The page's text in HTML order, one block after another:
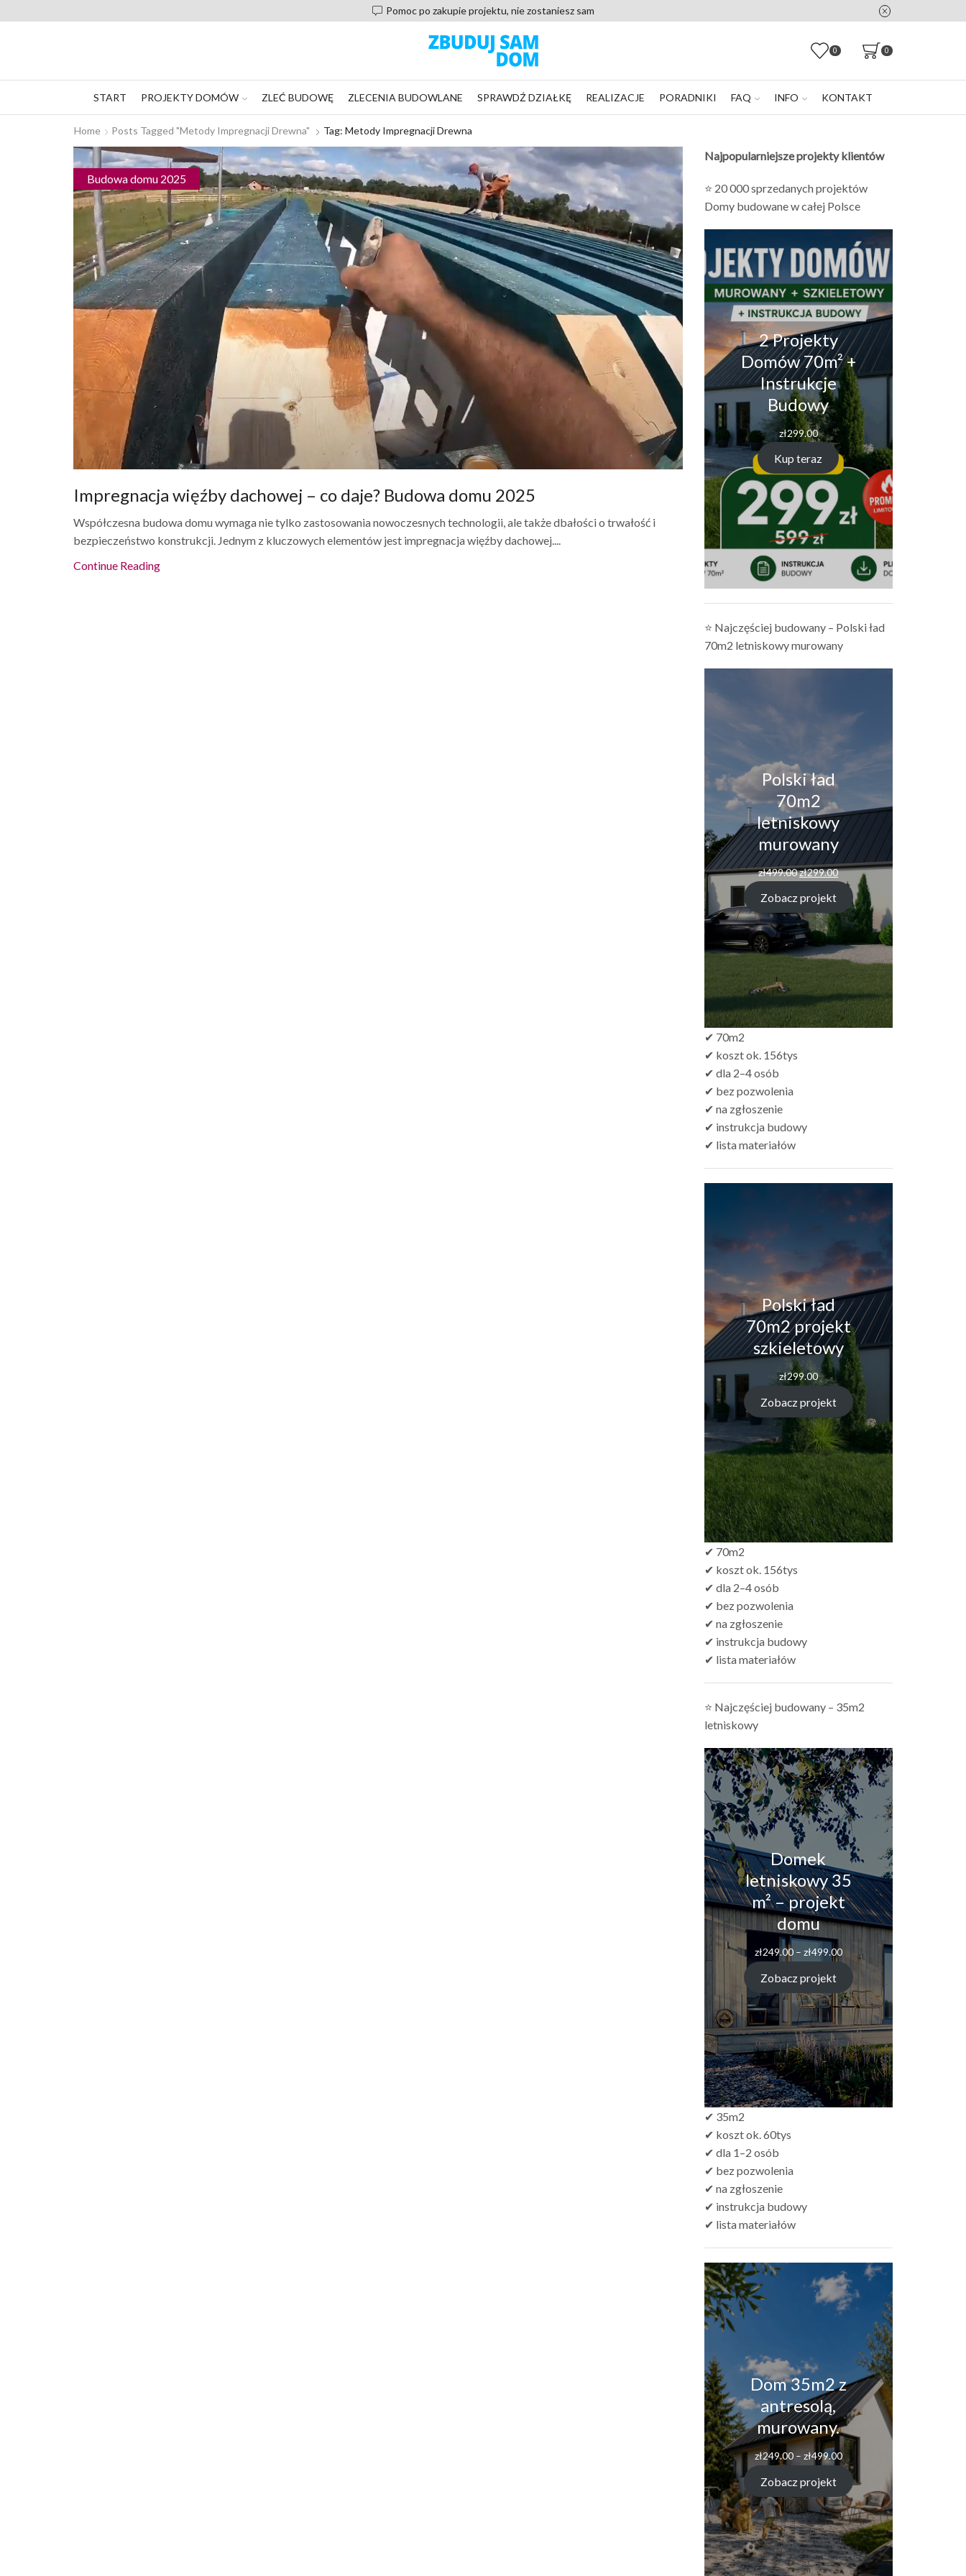
Pomoc po zakupie projektu, nie zostaniesz sam
0 0
START PROJEKTY DOMÓW ZLEĆ BUDOWĘ ZLECENIA BUDOWLANE SPRAWDŹ DZIAŁKĘ REALIZACJE PORADNIKI FAQ INFO KONTAKT
Home Posts Tagged "metody Impregnacji Drewna" Tag: Metody Impregnacji Drewna
Budowa domu 2025
Impregnacja więźby dachowej – co daje? Budowa domu 2025
Współczesna budowa domu wymaga nie tylko zastosowania nowoczesnych technologii, ale także dbałości o trwałość i
bezpieczeństwo konstrukcji. Jednym z kluczowych elementów jest impregnacja więźby dachowej....
Continue Reading
Najpopularniejsze projekty klientów
⭐ 20 000 sprzedanych projektów
Domy budowane w całej Polsce
2 Projekty
Domów 70m² +
Instrukcje
Budowy
zł299.00
Kup teraz
⭐ Najczęściej budowany – Polski ład
70m2 letniskowy murowany
Polski ład
70m2
letniskowy
murowany
zł499.00Pierwotna
cena
wynosiła:
zł499.00.
zł299.00Aktualna
cena
wynosi:
zł299.00.
Zobacz projekt
✔ 70m2
✔ koszt ok. 156tys
✔ dla 2–4 osób
✔ bez pozwolenia
✔ na zgłoszenie
✔ instrukcja budowy
✔ lista materiałów
Polski ład
70m2 projekt
szkieletowy
zł299.00
Zobacz projekt
✔ 70m2
✔ koszt ok. 156tys
✔ dla 2–4 osób
✔ bez pozwolenia
✔ na zgłoszenie
✔ instrukcja budowy
✔ lista materiałów
⭐ Najczęściej budowany – 35m2
letniskowy
Domek
letniskowy 35
m² – projekt
domu
zł249.00 – zł499.00Zakres
cen:
od
zł249.00
do
zł499.00
Zobacz projekt
✔ 35m2
✔ koszt ok. 60tys
✔ dla 1–2 osób
✔ bez pozwolenia
✔ na zgłoszenie
✔ instrukcja budowy
✔ lista materiałów
Dom 35m2 z
antresolą,
murowany.
zł249.00 – zł499.00Zakres
cen:
od
zł249.00
do
zł499.00
Zobacz projekt